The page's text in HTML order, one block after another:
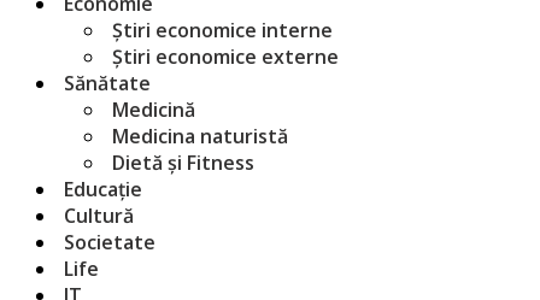
Știri economice interne
Știri economice externe
Sănătate
Medicină
Medicina naturistă
Dietă și Fitness
Educație
Cultură
Societate
Life